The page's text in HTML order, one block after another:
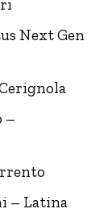
Next Gen
–
– Latina